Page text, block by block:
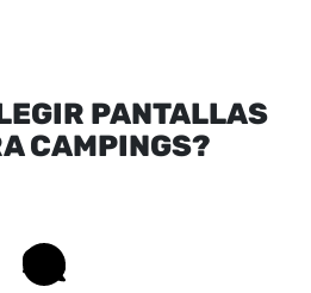
PANTALLAS
CAMPINGS?